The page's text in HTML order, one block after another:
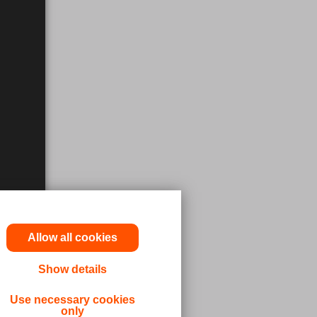
Allow all cookies
Show details
Use necessary cookies
only